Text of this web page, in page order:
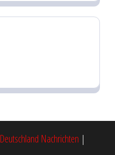
Deutschland Nachrichten |